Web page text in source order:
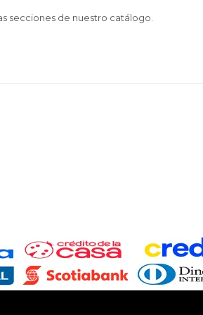
secciones de nuestro catálogo.